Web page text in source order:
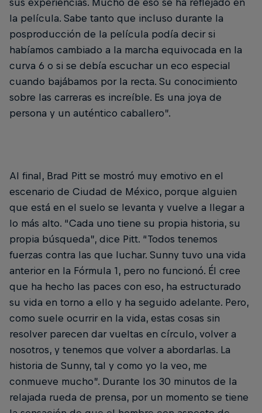
sus experiencias. Mucho de eso se ha reflejado en
la película. Sabe tanto que incluso durante la
posproducción de la película podía decir si
habíamos cambiado a la marcha equivocada en la
curva 6 o si se debía escuchar un eco especial
cuando bajábamos por la recta. Su conocimiento
sobre las carreras es increíble. Es una joya de
persona y un auténtico caballero”.
Al final, Brad Pitt se mostró muy emotivo en el
escenario de Ciudad de México, porque alguien
que está en el suelo se levanta y vuelve a llegar a
lo más alto. “Cada uno tiene su propia historia, su
propia búsqueda”, dice Pitt. “Todos tenemos
fuerzas contra las que luchar. Sunny tuvo una vida
anterior en la Fórmula 1, pero no funcionó. Él cree
que ha hecho las paces con eso, ha estructurado
su vida en torno a ello y ha seguido adelante. Pero,
como suele ocurrir en la vida, estas cosas sin
resolver parecen dar vueltas en círculo, volver a
nosotros, y tenemos que volver a abordarlas. La
historia de Sunny, tal y como yo la veo, me
conmueve mucho”. Durante los 30 minutos de la
relajada rueda de prensa, por un momento se tiene